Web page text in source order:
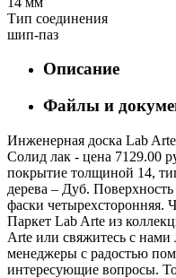
Тип соединения
шип-паз
Описание
Файлы и
Инженерная доска Lab
Солид лак - цена 7129.00
покрытие толщиной 14,
дерева – Дуб.
фаски четырехсторонняя.
Паркет Lab Arte из
Arte или свяжитесь с
менеджеры с радостью
интересующие вопросы.